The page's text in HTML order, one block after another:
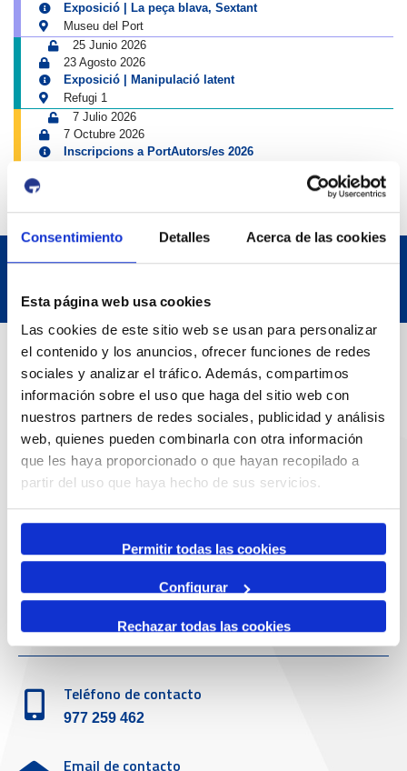
Consentimiento Detalles Acerca de las cookies
Esta página web usa cookies
Las cookies de este sitio web se usan para personalizar
el contenido y los anuncios, ofrecer funciones de redes
sociales y analizar el tráfico. Además, compartimos
información sobre el uso que haga del sitio web con
nuestros partners de redes sociales, publicidad y análisis
web, quienes pueden combinarla con otra información
que les haya proporcionado o que hayan recopilado a
partir del uso que haya hecho de sus servicios.
Permitir todas las cookies
Configurar
Rechazar todas las cookies
Exposició | La peça blava, Sextant
Museu del Port
25 Junio 2026
23 Agosto 2026
Exposició | Manipulació latent
Refugi 1
7 Julio 2026
7 Octubre 2026
Inscripcions a PortAutors/es 2026
Datos de contacto
Dirección
Passeig de l'Escullera s/n, 43004 Tarragona
Teléfono de contacto
977 259 400
Emergencias
(+34) 900 229 900
Servicio de atención al cliente
Teléfono de contacto
977 259 462
Email de contacto